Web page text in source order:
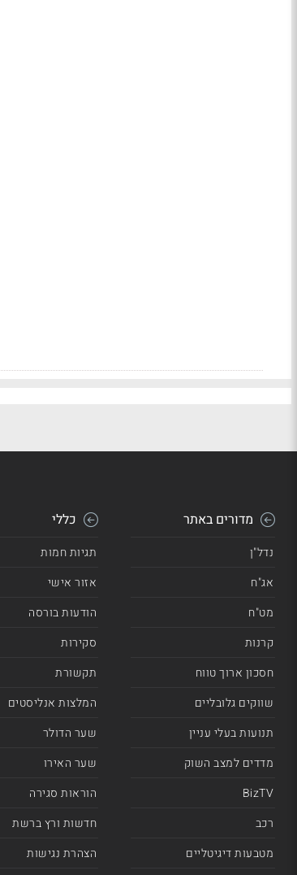
מדורים באתר
נדל"ן
אג"ח
מט"ח
קרנות
חסכון ארוך טווח
שווקים גלובליים
תנועות בעלי עניין
מדדים למצב השוק
BizTV
רכב
מטבעות דיגיטליים
כללי
תגיות חמות
אזור אישי
הודעות בורסה
סקירות
תקשורת
המלצות אנליסטים
שער הדולר
שער האירו
הוראות סגירה
חדשות ורץ ברשת
הצהרת נגישות